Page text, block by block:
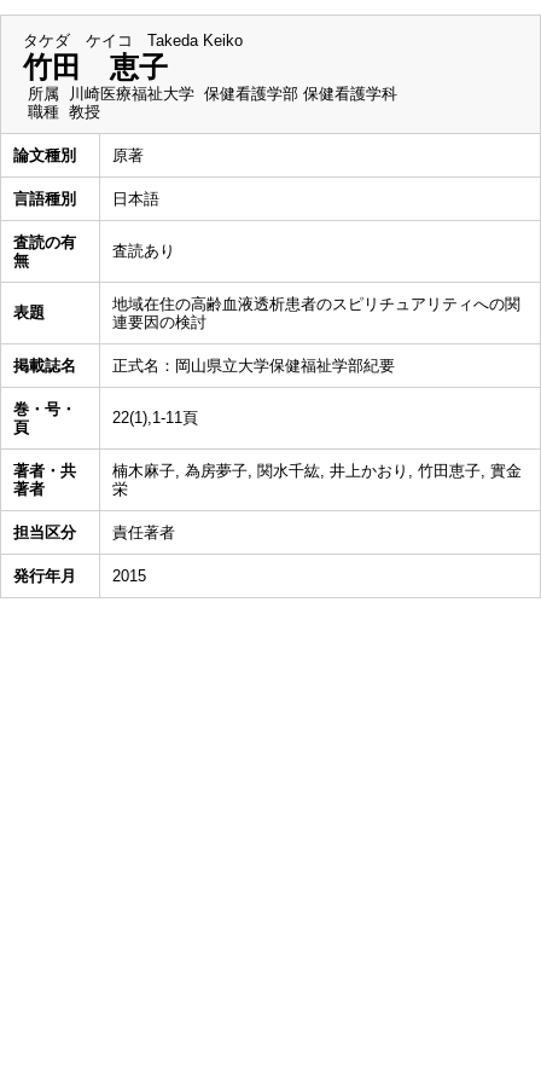
タケダ ケイコ Takeda Keiko
竹田 恵子
所属
川崎医療福祉大学 保健看護学部 保健看護学科
職種 教授
論文種別 原著
言語種別 日本語
査読の有
無
査読あり
表題
地域在住の高齢血液透析患者のスピリチュアリティへの関
連要因の検討
掲載誌名 正式名：岡山県立大学保健福祉学部紀要
巻・号・
頁
22(1),1-11頁
著者・共
著者
楠木麻子, 為房夢子, 関水千紘, 井上かおり, 竹田恵子, 實金
栄
担当区分 責任著者
発行年月 2015